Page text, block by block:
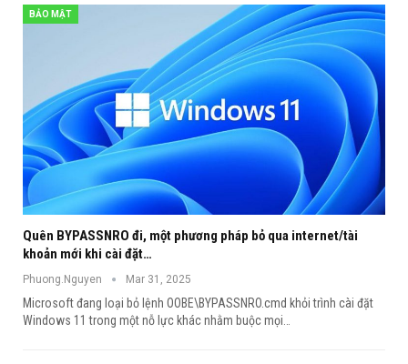
BẢO MẬT
Quên BYPASSNRO đi, một phương pháp bỏ qua internet/tài
khoản mới khi cài đặt…
Phuong.Nguyen Mar 31, 2025
Microsoft đang loại bỏ lệnh OOBE\BYPASSNRO.cmd khỏi trình cài đặt
Windows 11 trong một nỗ lực khác nhằm buộc mọi